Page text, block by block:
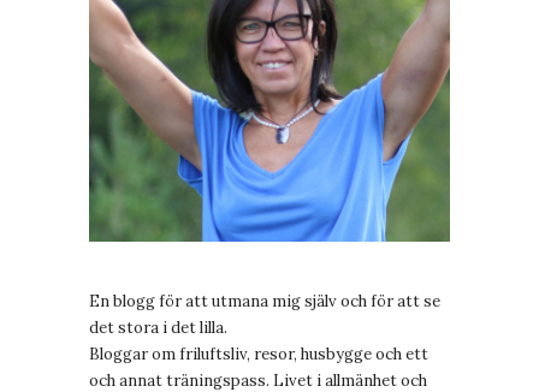
En blogg för att utmana mig själv och för att se
det stora i det lilla.
Bloggar om friluftsliv, resor, husbygge och ett
och annat träningspass. Livet i allmänhet och